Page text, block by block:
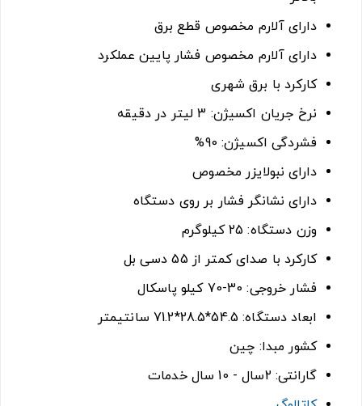
دارای آلارم مخصوص قطع برق
دارای آلارم مخصوص فشار پایین عملکرد
کارکرد با برق شهری
نرخ جریان اکسيژن: 3 لیتر در دقیقه
فشردگی اکسیژن: 90%
دارای نبولایزر مخصوص
دارای نشانگر فشار بر روی دستگاه
وزن دستگاه: 25 کیلوگرم
کارکرد با صدای کمتر از 55 دسی بل
فشار خروجی: 30-70 کیلو پاسکال
ابعاد دستگاه: 54.5*28.5*71.2 سانتیمتر
کشور مبدا: چین
گارانتی: 2سال - 10 سال خدمات